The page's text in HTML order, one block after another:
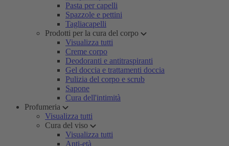
Pasta per capelli
Spazzole e pettini
Tagliacapelli
Prodotti per la cura del corpo
Visualizza tutti
Creme corpo
Deodoranti e antitraspiranti
Gel doccia e trattamenti doccia
Pulizia del corpo e scrub
Sapone
Cura dell'intimità
Profumeria
Visualizza tutti
Cura del viso
Visualizza tutti
Anti-età